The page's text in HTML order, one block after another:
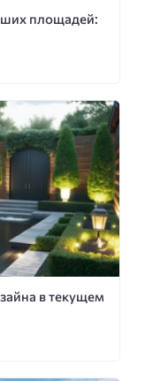
площадей:
в текущем